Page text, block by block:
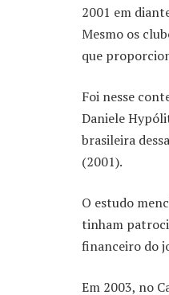
2001 em
Mesmo os
que
Foi nesse
Daniele
brasileira
(2001).
O estudo
tinham
financeiro do
Em 2003, no